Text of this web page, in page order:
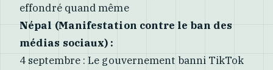
effondré quand même
Népal (Manifestation contre le ban des
médias sociaux) :
4 septembre : Le gouvernement banni TikTok